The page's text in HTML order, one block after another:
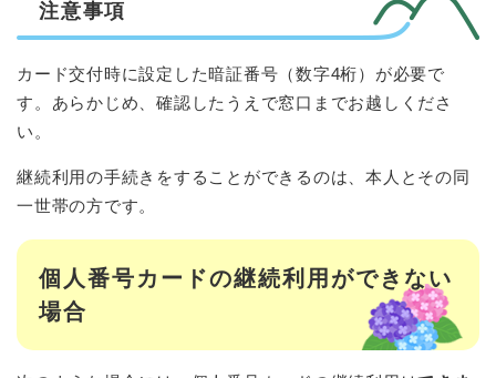
注意事項
カード交付時に設定した暗証番号（数字4桁）が必要で
す。あらかじめ、確認したうえで窓口までお越しくださ
い。
継続利用の手続きをすることができるのは、本人とその同
一世帯の方です。
個人番号カードの継続利用ができない
場合